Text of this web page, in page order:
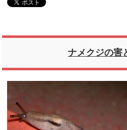
ナメクジの害